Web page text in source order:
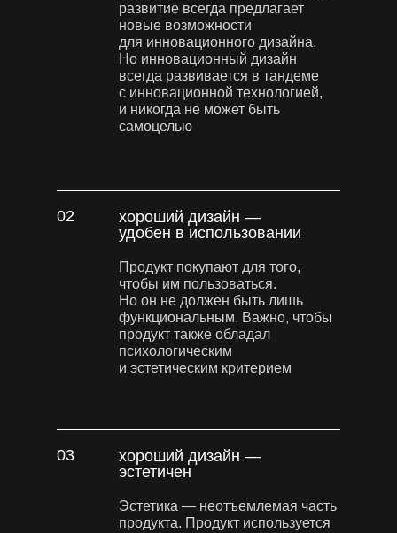
развитие всегда предлагает
новые возможности
для инновационного дизайна.
Но инновационный дизайн
всегда развивается в тандеме
с инновационной технологией,
и никогда не может быть
самоцелью
02
хороший дизайн —
удобен в использовании
Продукт покупают для того,
чтобы им пользоваться.
Но он не должен быть лишь
функциональным. Важно, чтобы
продукт также обладал
психологическим
и эстетическим критерием
03
хороший дизайн —
эстетичен
Эстетика — неотъемлемая часть
продукта. Продукт используется